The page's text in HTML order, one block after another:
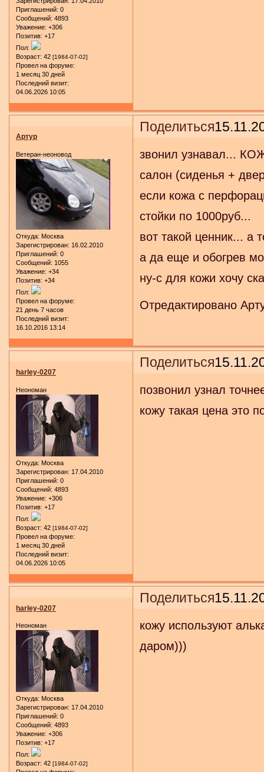
Приглашений: 0
Сообщений: 4893
Уважение: +306
Позитив: +17
Пол:
Возраст: 42 [1984-07-02]
Провел на форуме:
1 месяц 30 дней
Последний визит:
04.06.2026 10:05
Поделиться
Артур
Ветеран-неоновод
Откуда: Москва
Зарегистрирован: 16.02.2010
Приглашений: 0
Сообщений: 1055
Уважение: +34
Позитив: +34
Пол:
Провел на форуме:
21 день 7 часов
Последний визит:
16.10.2016 13:14
звонил узнавал...
салон (сиденья +
если кожа с
стойки по 1000руб...
вот такой ценник... а
а да еще и обогрев
ну-с для кожи хочу
Отредактировано
Поделиться
harley-0207
Неономан
Откуда: Москва
Зарегистрирован: 17.04.2010
Приглашений: 0
Сообщений: 4893
Уважение: +306
Позитив: +17
Пол:
Возраст: 42 [1984-07-02]
Провел на форуме:
1 месяц 30 дней
Последний визит:
04.06.2026 10:05
позвонил узнал
кожу такая цена это
Поделиться
harley-0207
Неономан
Откуда: Москва
Зарегистрирован: 17.04.2010
Приглашений: 0
Сообщений: 4893
Уважение: +306
Позитив: +17
Пол:
Возраст: 42 [1984-07-02]
кожу используют
даром)))